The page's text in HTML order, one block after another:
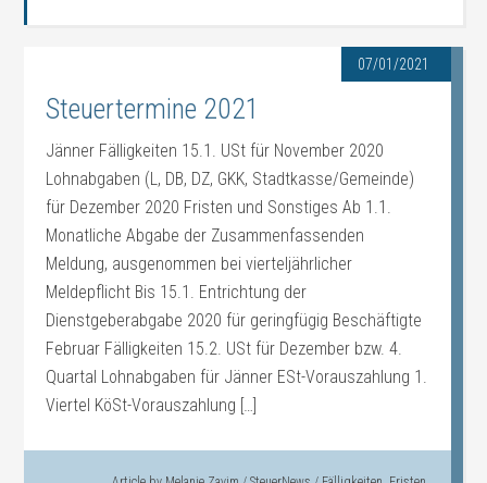
07/01/2021
Steuertermine 2021
Jänner Fälligkeiten 15.1. USt für November 2020
Lohnabgaben (L, DB, DZ, GKK, Stadtkasse/Gemeinde)
für Dezember 2020 Fristen und Sonstiges Ab 1.1.
Monatliche Abgabe der Zusammenfassenden
Meldung, ausgenommen bei vierteljährlicher
Meldepflicht Bis 15.1. Entrichtung der
Dienstgeberabgabe 2020 für geringfügig Beschäftigte
Februar Fälligkeiten 15.2. USt für Dezember bzw. 4.
Quartal Lohnabgaben für Jänner ESt-Vorauszahlung 1.
Viertel KöSt-Vorauszahlung […]